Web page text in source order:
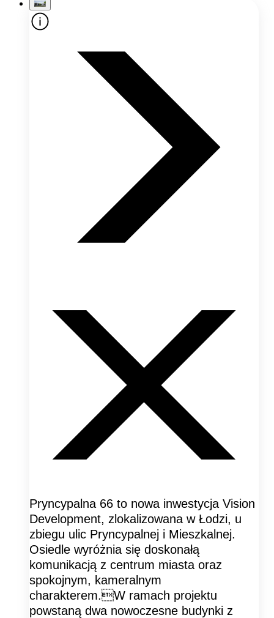
Pryncypalna 66 to nowa inwestycja Vision
Development, zlokalizowana w Łodzi, u
zbiegu ulic Pryncypalnej i Mieszkalnej.
Osiedle wyróżnia się doskonałą
komunikacją z centrum miasta oraz
spokojnym, kameralnym
charakterem.W ramach projektu
powstaną dwa nowoczesne budynki z